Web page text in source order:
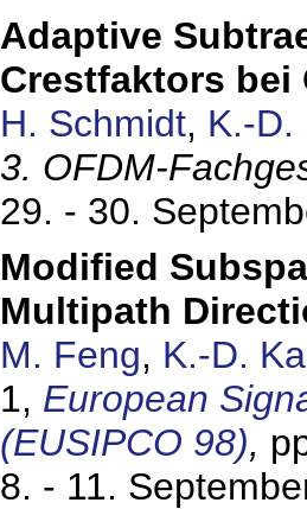
Adaptive
Crestfaktors bei
H. Schmidt, K.-D.
3. OFDM-
29. - 30.
Modified
Multipath
M. Feng, K.-D.
1, European
(EUSIPCO 98),
8. - 11.